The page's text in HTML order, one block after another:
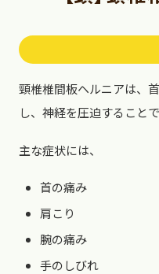
頸椎椎間板ヘルニアは、
し、神経を圧迫すること
主な症状には、
首の痛み
肩こり
腕の痛み
手のしびれ